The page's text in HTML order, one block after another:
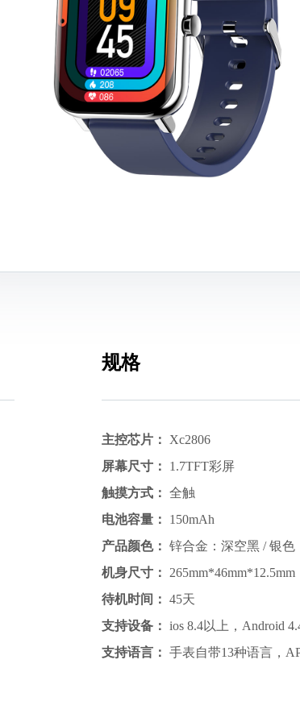
规格
主控芯片 ：
Xc2806
屏幕尺寸 ：
1.7TFT彩屏
触摸方式 ： 全触
电池容量 ：
150mAh
产品颜色： 锌合金：深空黑 / 银色
机身尺寸 ：
265mm*46mm*12.5mm
待机时间 ： 45天
支持设备 ： ios 8.4以上 ， Android
支持语言 ： 手表自带13种语言，